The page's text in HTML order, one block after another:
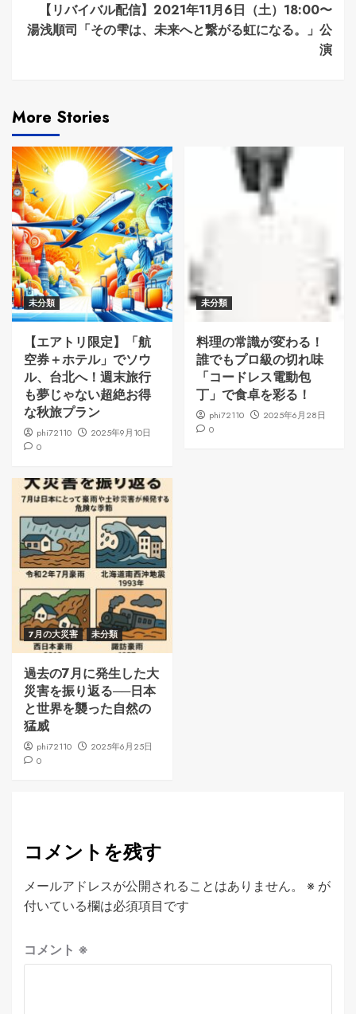
【リバイバル配信】2021年11月6日（土）18:00〜
湯浅順司「その雫は、未来へと繋がる虹になる。」公
演
More Stories
未分類
【エアトリ限定】「航
空券＋ホテル」でソウ
ル、台北へ！週末旅行
も夢じゃない超絶お得
な秋旅プラン
phi72110
2025年9月10日
0
未分類
料理の常識が変わる！
誰でもプロ級の切れ味
「コードレス電動包
丁」で食卓を彩る！
phi72110
2025年6月28日
0
7月の大災害 未分類
過去の7月に発生した大
災害を振り返る──日本
と世界を襲った自然の
猛威
phi72110
2025年6月25日
0
コメントを残す
メールアドレスが公開されることはありません。 ※ が
付いている欄は必須項目です
コメント ※